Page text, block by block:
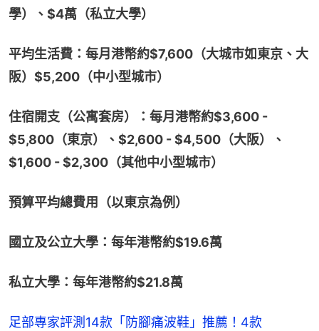
學）、$4萬（私立大學）
平均生活費：每月港幣約$7,600（大城市如東京、大
阪）$5,200（中小型城市）
住宿開支（公寓套房）：每月港幣約$3,600 -
$5,800（東京）、$2,600 - $4,500（大阪）、
$1,600 - $2,300（其他中小型城市）
預算平均總費用（以東京為例）
國立及公立大學：每年港幣約$19.6萬
私立大學：每年港幣約$21.8萬
足部專家評測14款「防腳痛波鞋」推薦！4款